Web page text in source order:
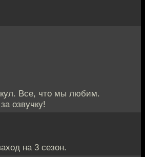
Все, что мы любим.
озвучку!
на 3 сезон.